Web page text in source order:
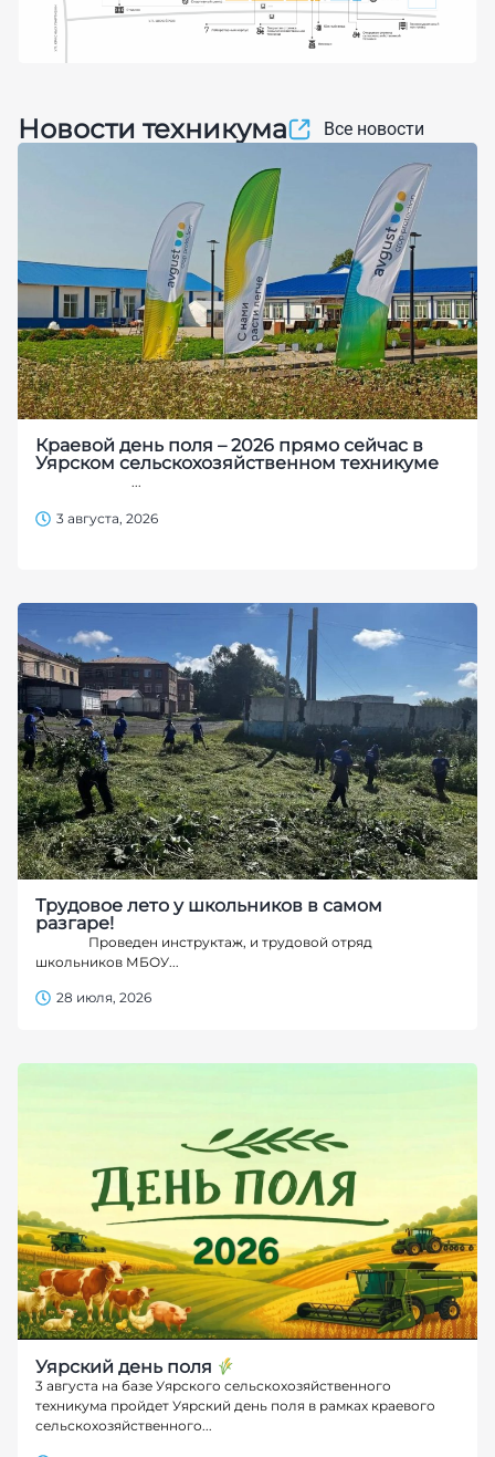
Новости техникума Все новости
Краевой день поля – 2026 прямо сейчас в
Уярском сельскохозяйственном техникуме
...
3 августа, 2026
Трудовое лето у школьников в самом
разгаре!
Проведен инструктаж, и трудовой отряд
школьников МБОУ...
28 июля, 2026
Уярский день поля
3 августа на базе Уярского сельскохозяйственного
техникума пройдет Уярский день поля в рамках краевого
сельскохозяйственного...